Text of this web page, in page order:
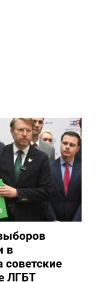
в
советские
ЛГБТ